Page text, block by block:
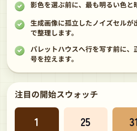
影色を選ぶ前に、最も明るい色と
生成画像に孤立したノイズセルが
で整理します。
パレットハウスへ行を写す前に、
号を控えます。
注目の開始スウォッチ
1 25